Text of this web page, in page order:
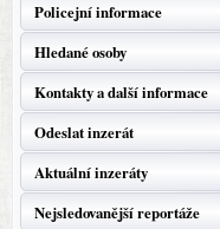
Policejní informace
Hledané osoby
Kontakty a další informace
Odeslat inzerát
Aktuální inzeráty
Nejsledovanější reportáže